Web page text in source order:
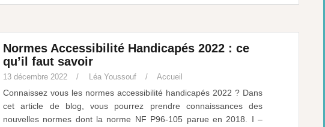
Normes Accessibilité Handicapés 2022 : ce
qu’il faut savoir
13 décembre 2022 Léa Youssouf Accueil
Connaissez vous les normes accessibilité handicapés 2022 ? Dans
cet article de blog, vous pourrez prendre connaissances des
nouvelles normes dont la norme NF P96-105 parue en 2018. I –